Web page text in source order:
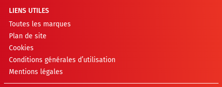
LIENS UTILES
Toutes les marques
Plan de site
Cookies
Conditions générales d’utilisation
Mentions légales